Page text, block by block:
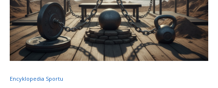
Encyklopedia Sportu